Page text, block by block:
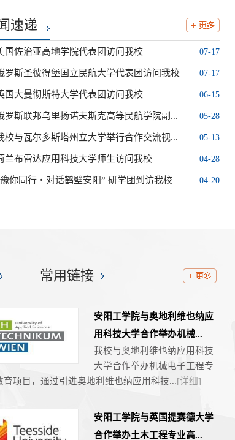
速递
07-17
国佐治亚高地学院代表团访问我校
07-17
罗斯圣彼得堡国立民航大学代表团访问我校
06-15
国大曼彻斯特大学代表团访问我校
05-28
罗斯联邦乌里扬诺夫斯克高等民航学院副...
05-13
校与瓦尔多斯塔州立大学举行合作交流视...
04-28
兰布雷达应用科技大学师生访问我校
04-20
你同行・对话鹤壁安阳” 研学团到访我校
常用链接
安阳工学院与奥地利维也纳应
用科技大学合作举办机械...
我校与奥地利维也纳应用科技
大学合作举办机械电子工程专
育项目，通过引进奥地利维也纳应用科技...[详细]
安阳工学院与英国提赛德大学
合作举办土木工程专业高...